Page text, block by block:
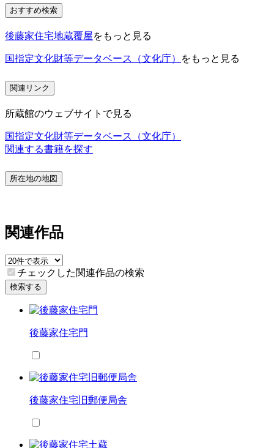
おすすめ検索
後藤家住宅地蔵覆屋をもっと見る
国指定文化財等データベース（文化庁） をもっと見る
関連リンク
所蔵館のウェブサイトで見る
国指定文化財等データベース（文化庁）
関連する書籍を探す
所在地の地図
関連作品
チェックした関連作品の検索
検索する
後藤家住宅門
後藤家住宅旧郵便局舎